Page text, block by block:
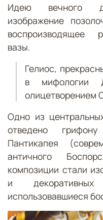
Идею вечного
изображение
воспроизводящее
вазы.
Гелиос,
в мифологии
олицетворением
Одно из
отведено
Пантикапея
античного
композиции стали
и
использовавшиеся